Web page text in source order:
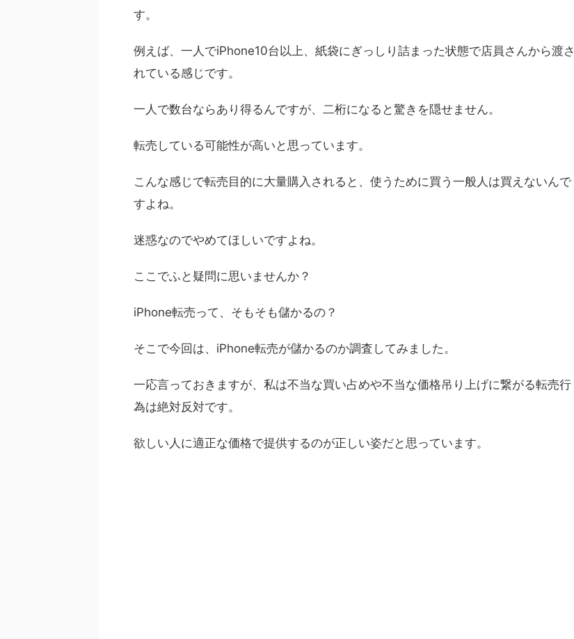
す。
例えば、一人でiPhone10台以上、紙袋にぎっしり詰まった状態で店員さんから渡さ
れている感じです。
一人で数台ならあり得るんですが、二桁になると驚きを隠せません。
転売している可能性が高いと思っています。
こんな感じで転売目的に大量購入されると、使うために買う一般人は買えないんで
すよね。
迷惑なのでやめてほしいですよね。
ここでふと疑問に思いませんか？
iPhone転売って、そもそも儲かるの？
そこで今回は、iPhone転売が儲かるのか調査してみました。
一応言っておきますが、私は不当な買い占めや不当な価格吊り上げに繋がる転売行
為は絶対反対です。
欲しい人に適正な価格で提供するのが正しい姿だと思っています。